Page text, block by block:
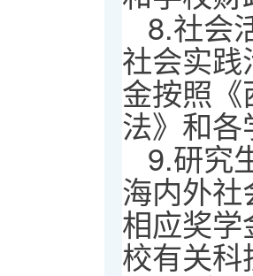
8.社会
社会实
金按照
法》和
9.研究
海内外
相应奖
校有关